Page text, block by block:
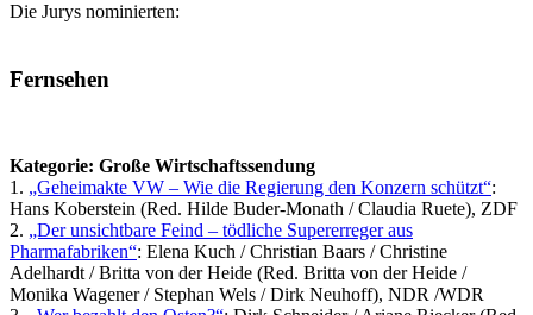
Die Jurys nominierten:
Fernsehen
Kategorie: Große Wirtschaftssendung
1. „Geheimakte VW – Wie die Regierung den Konzern schützt“:
Hans Koberstein (Red. Hilde Buder-Monath / Claudia Ruete), ZDF
2. „Der unsichtbare Feind – tödliche Supererreger aus
Pharmafabriken“: Elena Kuch / Christian Baars / Christine
Adelhardt / Britta von der Heide (Red. Britta von der Heide /
Monika Wagener / Stephan Wels / Dirk Neuhoff), NDR /WDR